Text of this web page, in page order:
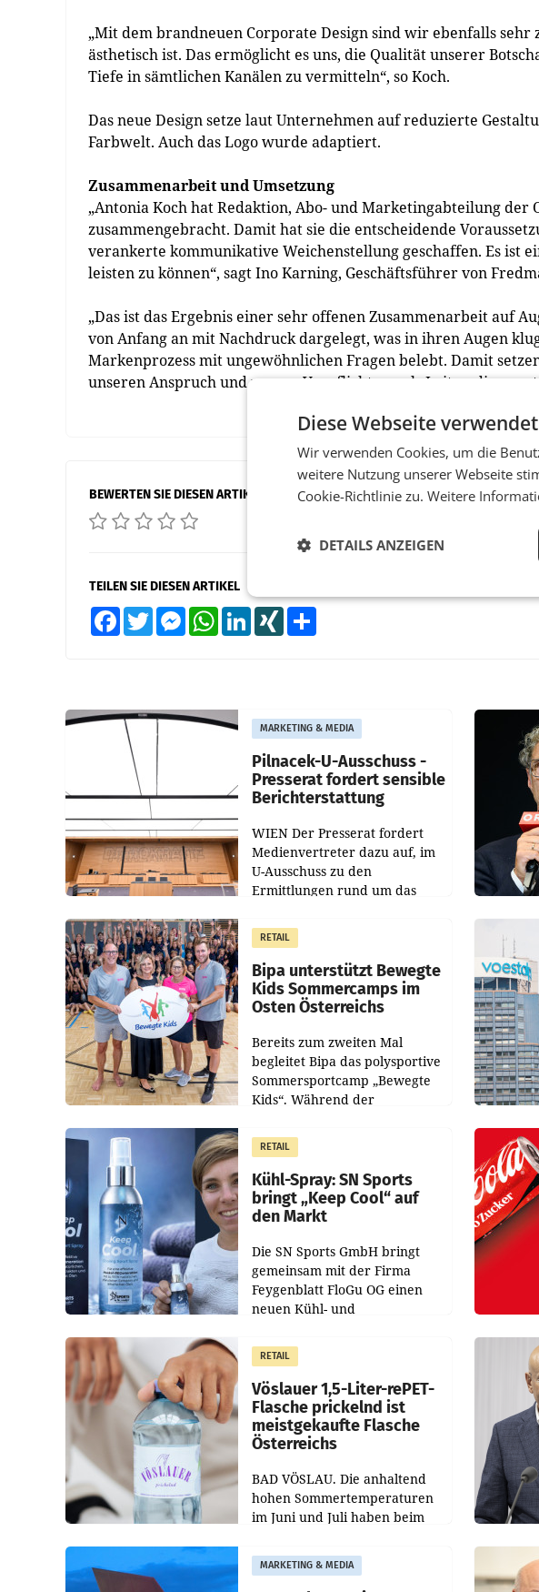
„Mit dem brandneuen Corporate Design sind wir ebenfalls
ästhetisch ist. Das ermöglicht es uns, die Qualität unserer
Tiefe in sämtlichen Kanälen zu vermitteln“, so Koch.
Das neue Design setze laut Unternehmen auf reduzierte
Farbwelt. Auch das Logo wurde adaptiert.
Zusammenarbeit und Umsetzung
„Antonia Koch hat Redaktion, Abo- und Marketingabteilung
zusammengebracht. Damit hat sie die entscheidende
verankerte kommunikative Weichenstellung geschaffen. Es ist
leisten zu können“, sagt Ino Karning, Geschäftsführer von
„Das ist das Ergebnis einer sehr offenen Zusammenarbeit auf
von Anfang an mit Nachdruck dargelegt, was in ihren Augen
Markenprozess mit ungewöhnlichen Fragen belebt. Damit
unseren Anspruch und unsere Verpflichtung als Leitmedium
BEWERTEN SIE DIESEN ARTIKEL
TEILEN SIE DIESEN ARTIKEL
FacebookTwitter MessengerWhatsAppLinkedInXING
MARKETING & MEDIA
Pilnacek-U-Ausschuss -
Presserat fordert sensible
Berichterstattung
WIEN Der Presserat fordert
Medienvertreter dazu auf, im
U-Ausschuss zu den
Ermittlungen rund um das
im Justizministerium, Christian
Pilnacek, auf sensible
RETAIL
Bipa unterstützt Bewegte
Kids Sommercamps im
Osten Österreichs
Bereits zum zweiten Mal
begleitet Bipa das polysportive
Sommersportcamp „Bewegte
Kids“. Während der
Juli und August versorgt das
Unternehmen Kinder sowie
RETAIL
Kühl-Spray: SN Sports
bringt „Keep Cool“ auf
den Markt
Die SN Sports GmbH bringt
gemeinsam mit der Firma
Feygenblatt FloGu OG einen
neuen Kühl- und
Markt. Das Produkt namens
„Keep Cool“ ist zu 100 Prozent
RETAIL
Vöslauer 1,5-Liter-rePET-
Flasche prickelnd ist
meistgekaufte Flasche
Österreichs
BAD VÖSLAU. Die anhaltend
hohen Sommertemperaturen
im Juni und Juli haben beim
Getränkehersteller Vöslauer zu
deutlichen Absatzzuwächsen
MARKETING & MEDIA
Diese Webseite
Wir verwenden Cookies, um die
weitere Nutzung unserer Webseite
Cookie-Richtlinie zu. Weitere
DETAILS ANZEIGEN